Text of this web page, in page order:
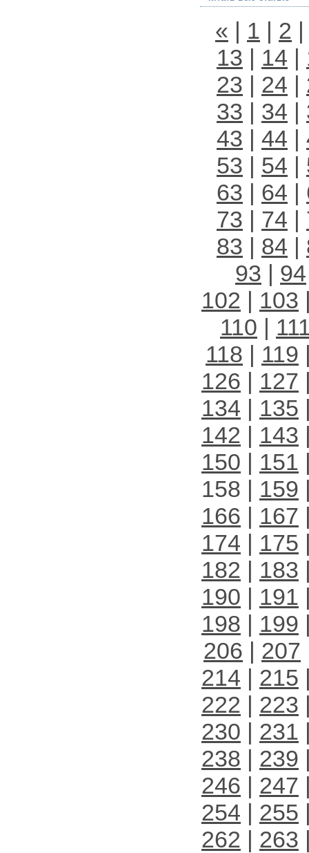
« | 1 | 2
13 | 14 |
23 | 24 |
33 | 34 |
43 | 44 |
53 | 54 |
63 | 64 |
73 | 74 |
83 | 84 |
93 | 94
102 | 103
110 |
118 | 119
126 | 127
134 | 135
142 | 143
150 | 151
158 | 159
166 | 167
174 | 175
182 | 183
190 | 191
198 | 199
206 | 207
214 | 215
222 | 223
230 | 231
238 | 239
246 | 247
254 | 255
262 | 263